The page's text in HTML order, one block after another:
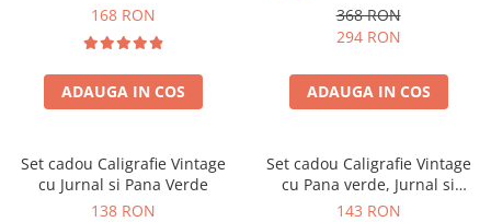
168 RON
ADAUGA IN COS
368 RON
294 RON
ADAUGA IN COS
Set cadou Caligrafie Vintage
cu Jurnal si Pana Verde
138 RON
Set cadou Caligrafie Vintage
cu Pana verde, Jurnal si
Suport pentru stilou, 9 piese
143 RON